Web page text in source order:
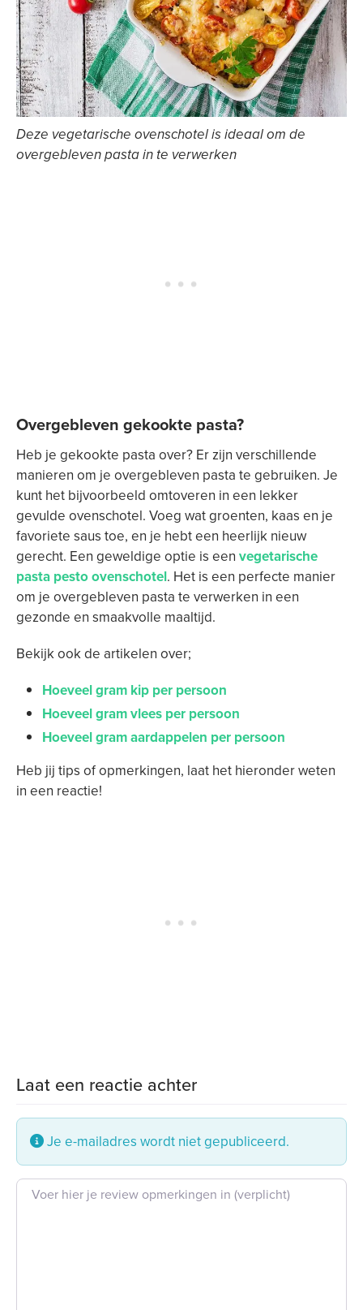
Deze vegetarische ovenschotel is ideaal om de
overgebleven pasta in te verwerken
Overgebleven gekookte pasta?
Heb je gekookte pasta over? Er zijn verschillende
manieren om je overgebleven pasta te gebruiken. Je
kunt het bijvoorbeeld omtoveren in een lekker
gevulde ovenschotel. Voeg wat groenten, kaas en je
favoriete saus toe, en je hebt een heerlijk nieuw
gerecht. Een geweldige optie is een vegetarische
pasta pesto ovenschotel. Het is een perfecte manier
om je overgebleven pasta te verwerken in een
gezonde en smaakvolle maaltijd.
Bekijk ook de artikelen over;
Hoeveel gram kip per persoon
Hoeveel gram vlees per persoon
Hoeveel gram aardappelen per persoon
Heb jij tips of opmerkingen, laat het hieronder weten
in een reactie!
Laat een reactie achter
Je e-mailadres wordt niet gepubliceerd.
Beoordeling tekst